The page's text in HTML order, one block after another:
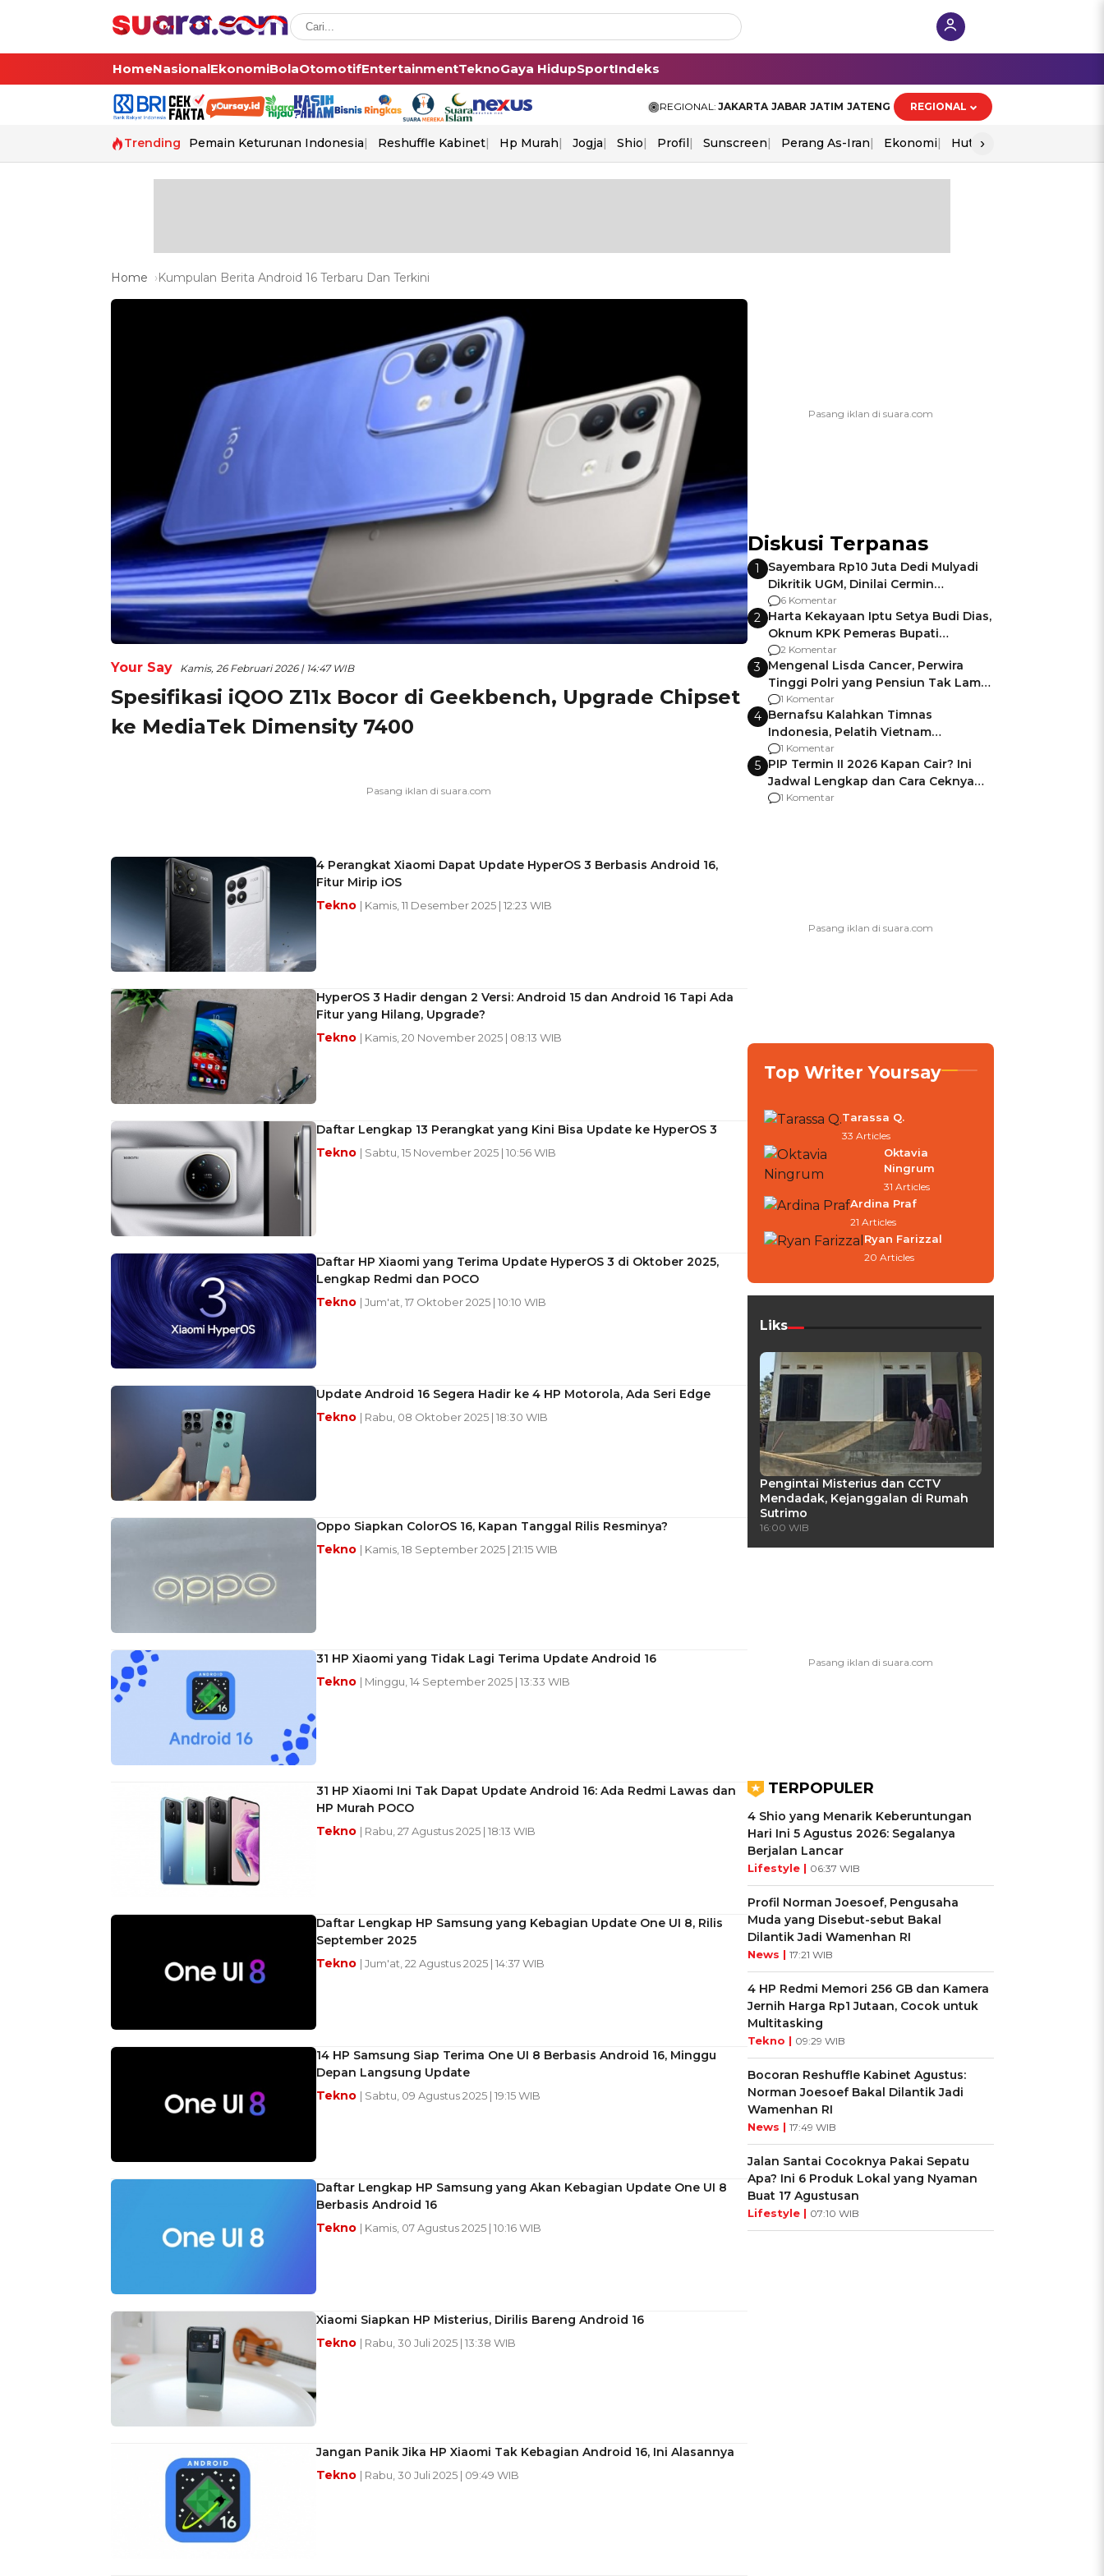
HomeNasionalEkonomiBolaOtomotifEntertainmentTeknoGaya HidupSportIndeks
REGIONAL: JAKARTA JABAR JATIM JATENG REGIONAL
Trending Pemain Keturunan Indonesia Reshuffle Kabinet Hp Murah Jogja Shio Profil Sunscreen Perang As-Iran Ekonomi Hut Ri
›
Home Kumpulan Berita Android 16 Terbaru Dan Terkini
Your Say Kamis, 26 Februari 2026 | 14:47 WIB
Spesifikasi iQOO Z11x Bocor di Geekbench, Upgrade Chipset
ke MediaTek Dimensity 7400
4 Perangkat Xiaomi Dapat Update HyperOS 3 Berbasis Android 16,
Fitur Mirip iOS
Tekno | Kamis, 11 Desember 2025 | 12:23 WIB
HyperOS 3 Hadir dengan 2 Versi: Android 15 dan Android 16 Tapi Ada
Fitur yang Hilang, Upgrade?
Tekno | Kamis, 20 November 2025 | 08:13 WIB
Daftar Lengkap 13 Perangkat yang Kini Bisa Update ke HyperOS 3
Tekno | Sabtu, 15 November 2025 | 10:56 WIB
Daftar HP Xiaomi yang Terima Update HyperOS 3 di Oktober 2025,
Lengkap Redmi dan POCO
Tekno | Jum'at, 17 Oktober 2025 | 10:10 WIB
Update Android 16 Segera Hadir ke 4 HP Motorola, Ada Seri Edge
Tekno | Rabu, 08 Oktober 2025 | 18:30 WIB
Oppo Siapkan ColorOS 16, Kapan Tanggal Rilis Resminya?
Tekno | Kamis, 18 September 2025 | 21:15 WIB
31 HP Xiaomi yang Tidak Lagi Terima Update Android 16
Tekno | Minggu, 14 September 2025 | 13:33 WIB
31 HP Xiaomi Ini Tak Dapat Update Android 16: Ada Redmi Lawas dan
HP Murah POCO
Tekno | Rabu, 27 Agustus 2025 | 18:13 WIB
Daftar Lengkap HP Samsung yang Kebagian Update One UI 8, Rilis
September 2025
Tekno | Jum'at, 22 Agustus 2025 | 14:37 WIB
14 HP Samsung Siap Terima One UI 8 Berbasis Android 16, Minggu
Depan Langsung Update
Tekno | Sabtu, 09 Agustus 2025 | 19:15 WIB
Daftar Lengkap HP Samsung yang Akan Kebagian Update One UI 8
Berbasis Android 16
Tekno | Kamis, 07 Agustus 2025 | 10:16 WIB
Xiaomi Siapkan HP Misterius, Dirilis Bareng Android 16
Tekno | Rabu, 30 Juli 2025 | 13:38 WIB
Jangan Panik Jika HP Xiaomi Tak Kebagian Android 16, Ini Alasannya
Tekno | Rabu, 30 Juli 2025 | 09:49 WIB
Diskusi Terpanas
1
Sayembara Rp10 Juta Dedi Mulyadi
Dikritik UGM, Dinilai Cermin
Gagalnya Negara Jamin Keamanan
6 Komentar
2 Harta Kekayaan Iptu Setya Budi Dias,
Oknum KPK Pemeras Bupati
Pemalang
2 Komentar
3 Mengenal Lisda Cancer, Perwira
Tinggi Polri yang Pensiun Tak Lama
Usai Jadi Brigjen
1 Komentar
4 Bernafsu Kalahkan Timnas
Indonesia, Pelatih Vietnam
Berencana Pakai Jimat di Pakansari
1 Komentar
5 PIP Termin II 2026 Kapan Cair? Ini
Jadwal Lengkap dan Cara Ceknya
agar Dana Tidak Hangus!
1 Komentar
Top Writer Yoursay
Tarassa Q.
33 Articles
Oktavia
Ningrum
31 Articles
Ardina Praf
21 Articles
Ryan Farizzal
20 Articles
Liks
Pengintai Misterius dan CCTV
Mendadak, Kejanggalan di Rumah
Sutrimo
16:00 WIB
TERPOPULER
4 Shio yang Menarik Keberuntungan
Hari Ini 5 Agustus 2026: Segalanya
Berjalan Lancar
Lifestyle | 06:37 WIB
Profil Norman Joesoef, Pengusaha
Muda yang Disebut-sebut Bakal
Dilantik Jadi Wamenhan RI
News | 17:21 WIB
4 HP Redmi Memori 256 GB dan Kamera
Jernih Harga Rp1 Jutaan, Cocok untuk
Multitasking
Tekno | 09:29 WIB
Bocoran Reshuffle Kabinet Agustus:
Norman Joesoef Bakal Dilantik Jadi
Wamenhan RI
News | 17:49 WIB
Jalan Santai Cocoknya Pakai Sepatu
Apa? Ini 6 Produk Lokal yang Nyaman
Buat 17 Agustusan
Lifestyle | 07:10 WIB